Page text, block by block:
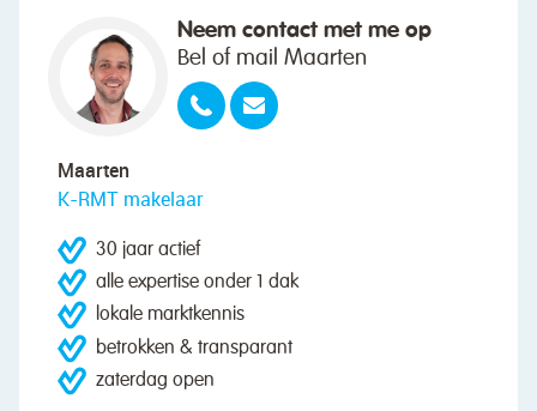
Neem contact met me op
Bel of mail Maarten
Maarten
K-RMT makelaar
30 jaar actief
alle expertise onder 1 dak
lokale marktkennis
betrokken & transparant
zaterdag open